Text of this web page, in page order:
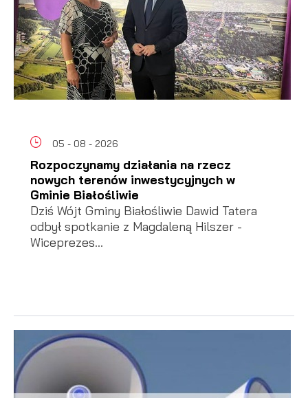
05 - 08 - 2026
Rozpoczynamy działania na rzecz
nowych terenów inwestycyjnych w
Gminie Białośliwie
Dziś Wójt Gminy Białośliwie Dawid Tatera
odbył spotkanie z Magdaleną Hilszer -
Wiceprezes...